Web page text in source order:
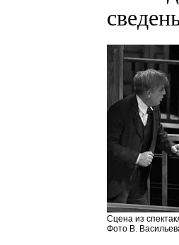
Сцена из
Фото В.